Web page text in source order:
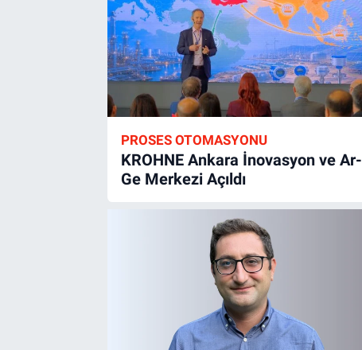
PROSES OTOMASYONU
KROHNE Ankara İnovasyon ve Ar-
Ge Merkezi Açıldı